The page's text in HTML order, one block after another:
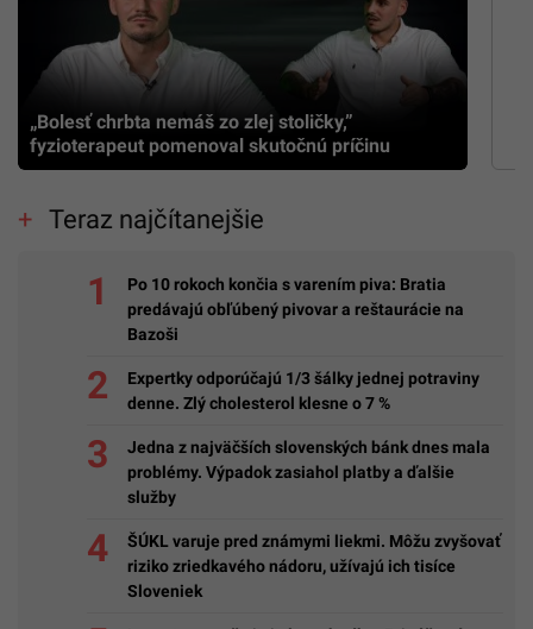
„Bolesť chrbta nemáš zo zlej stoličky,”
fyzioterapeut pomenoval skutočnú príčinu
Teraz najčítanejšie
Po 10 rokoch končia s varením piva: Bratia
predávajú obľúbený pivovar a reštaurácie na
Bazoši
Expertky odporúčajú 1/3 šálky jednej potraviny
denne. Zlý cholesterol klesne o 7 %
Jedna z najväčších slovenských bánk dnes mala
problémy. Výpadok zasiahol platby a ďalšie
služby
ŠÚKL varuje pred známymi liekmi. Môžu zvyšovať
riziko zriedkavého nádoru, užívajú ich tisíce
Sloveniek